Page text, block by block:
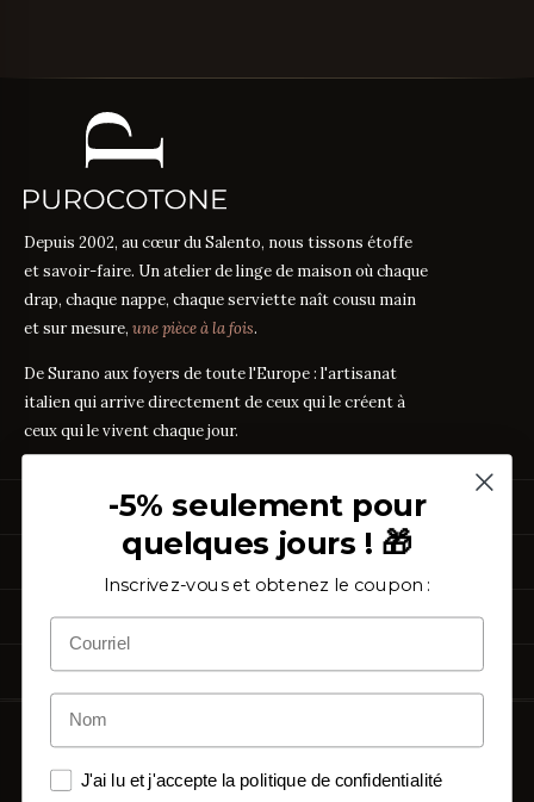
Depuis 2002, au cœur du Salento, nous tissons étoffe
et savoir-faire. Un atelier de linge de maison où chaque
drap, chaque nappe, chaque serviette naît cousu main
et sur mesure, une pièce à la fois.
De Surano aux foyers de toute l'Europe : l'artisanat
italien qui arrive directement de ceux qui le créent à
ceux qui le vivent chaque jour.
PRODUITS
Linge de Bain
Vêtements de Maison
Échantillons Gratuits
GUIDES DES TISSUS
Percale ou Satin ?
Que signifie le TC ?
TC300 vs Coton Égyptien GUIDE
Coton vs Synthétique GUIDE
Nos avis
À PROPOS
Qui sommes-nous
Certification OEKO-TEX
Rétractation simplifiée
Blog
Avis Trustpilot
ASSISTANCE
Contactez-nous
Politique de confidentialité
-5% seulement pour
quelques jours ! 🎁
Inscrivez-vous et obtenez le coupon :
J'ai lu et j'accepte la politique de confidentialité